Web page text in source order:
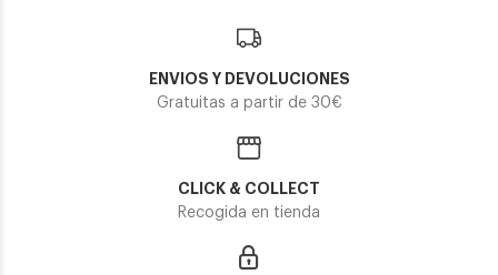
ENVIOS Y DEVOLUCIONES
Gratuitas a partir de 30€
CLICK & COLLECT
Recogida en tienda